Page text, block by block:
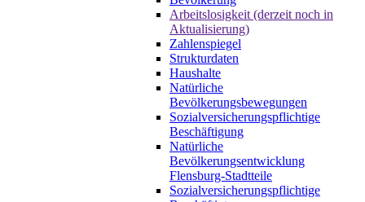
Arbeitslosigkeit (derzeit noch in
Aktualisierung)
Zahlenspiegel
Strukturdaten
Haushalte
Natürliche
Bevölkerungsbewegungen
Sozialversicherungspflichtige
Beschäftigung
Natürliche
Bevölkerungsentwicklung
Flensburg-Stadtteile
Sozialversicherungspflichtige